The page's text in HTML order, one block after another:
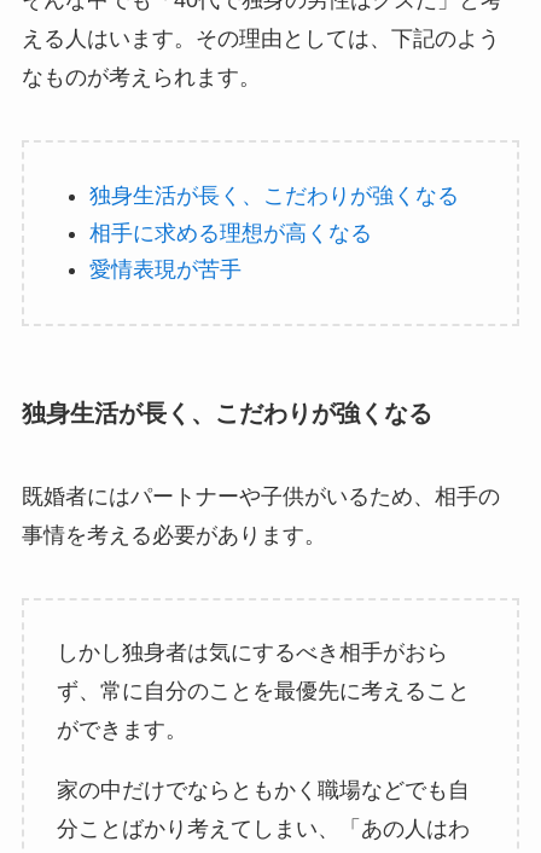
える人はいます。その理由としては、下記のよう
なものが考えられます。
独身生活が長く、こだわりが強くなる
相手に求める理想が高くなる
愛情表現が苦手
独身生活が長く、こだわりが強くなる
既婚者にはパートナーや子供がいるため、相手の
事情を考える必要があります。
しかし独身者は気にするべき相手がおら
ず、常に自分のことを最優先に考えること
ができます。
家の中だけでならともかく職場などでも自
分ことばかり考えてしまい、「あの人はわ